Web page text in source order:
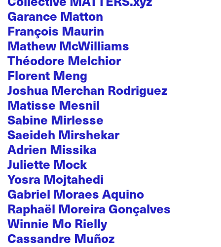
Garance Matton
François Maurin
Mathew McWilliams
Théodore Melchior
Florent Meng
Joshua Merchan Rodriguez
Matisse Mesnil
Sabine Mirlesse
Saeideh Mirshekar
Adrien Missika
Juliette Mock
Yosra Mojtahedi
Gabriel Moraes Aquino
Raphaël Moreira Gonçalves
Winnie Mo Rielly
Cassandre Muñoz